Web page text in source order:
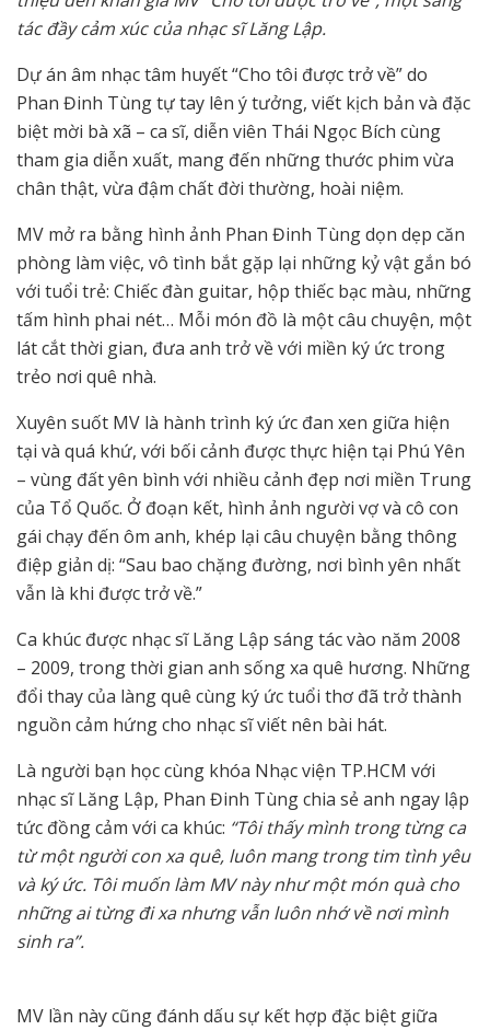
tác đầy cảm xúc của nhạc sĩ Lăng Lập.
Dự án âm nhạc tâm huyết “Cho tôi được trở về” do
Phan Đinh Tùng tự tay lên ý tưởng, viết kịch bản và đặc
biệt mời bà xã – ca sĩ, diễn viên Thái Ngọc Bích cùng
tham gia diễn xuất, mang đến những thước phim vừa
chân thật, vừa đậm chất đời thường, hoài niệm.
MV mở ra bằng hình ảnh Phan Đinh Tùng dọn dẹp căn
phòng làm việc, vô tình bắt gặp lại những kỷ vật gắn bó
với tuổi trẻ: Chiếc đàn guitar, hộp thiếc bạc màu, những
tấm hình phai nét… Mỗi món đồ là một câu chuyện, một
lát cắt thời gian, đưa anh trở về với miền ký ức trong
trẻo nơi quê nhà.
Xuyên suốt MV là hành trình ký ức đan xen giữa hiện
tại và quá khứ, với bối cảnh được thực hiện tại Phú Yên
– vùng đất yên bình với nhiều cảnh đẹp nơi miền Trung
của Tổ Quốc. Ở đoạn kết, hình ảnh người vợ và cô con
gái chạy đến ôm anh, khép lại câu chuyện bằng thông
điệp giản dị: “Sau bao chặng đường, nơi bình yên nhất
vẫn là khi được trở về.”
Ca khúc được nhạc sĩ Lăng Lập sáng tác vào năm 2008
– 2009, trong thời gian anh sống xa quê hương. Những
đổi thay của làng quê cùng ký ức tuổi thơ đã trở thành
nguồn cảm hứng cho nhạc sĩ viết nên bài hát.
Là người bạn học cùng khóa Nhạc viện TP.HCM với
nhạc sĩ Lăng Lập, Phan Đinh Tùng chia sẻ anh ngay lập
tức đồng cảm với ca khúc: “Tôi thấy mình trong từng ca
từ một người con xa quê, luôn mang trong tim tình yêu
và ký ức. Tôi muốn làm MV này như một món quà cho
những ai từng đi xa nhưng vẫn luôn nhớ về nơi mình
sinh ra”.
MV lần này cũng đánh dấu sự kết hợp đặc biệt giữa